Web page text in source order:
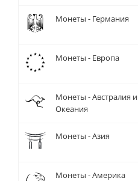
Монеты - Германия
Монеты - Европа
Монеты - Австралия и
Океания
Монеты - Азия
Монеты - Америка